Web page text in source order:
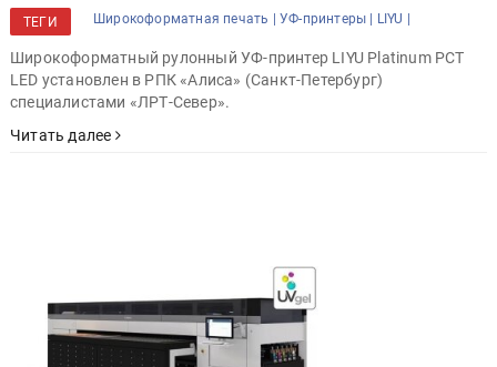
ТЕГИ Широкоформатная печать | УФ-принтеры | LIYU |
Широкоформатный рулонный УФ-принтер LIYU Platinum PCT
LED установлен в РПК «Алиса» (Санкт-Петербург)
специалистами «ЛРТ-Север».
Читать далее